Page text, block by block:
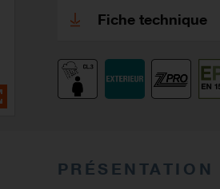
Fiche technique
PRÉSENTATION